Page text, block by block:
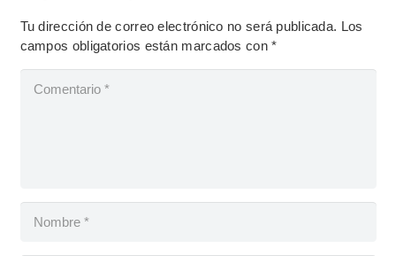
Tu dirección de correo electrónico no será publicada. Los
campos obligatorios están marcados con*